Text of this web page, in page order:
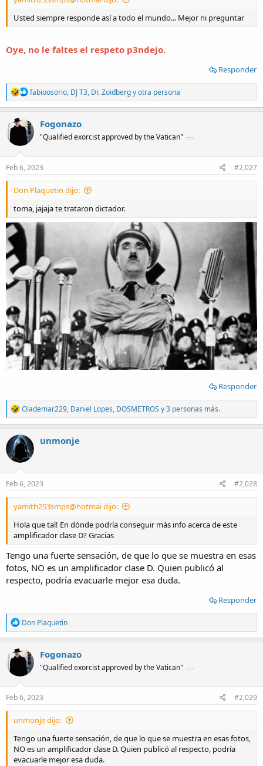
Usted siempre responde así a todo el mundo... Mejor ni preguntar
Oye, no le faltes el respeto p3ndejo.
Responder
R
e
a
c
t
i
n
s
fabioosorio, DJ T3, Dr. Zoidbergy otra persona
Fogonazo
"Qualified exorcist approved by the Vatican"
Feb 6, 2023 #2,027
Don Plaquetin dijo:
toma, jajaja te trataron dictador.
Responder
R
e
a
c
t
o
n
s
Olademar229, Daniel Lopes, DOSMETROS y 3 personas más.
unmonje
Feb 6, 2023 #2,028
yamith253smps@hotmai dijo:
Hola que tal! En dónde podría conseguir más info acerca de este
amplificador clase D? Gracias
Tengo una fuerte sensación, de que lo que se muestra en esas
fotos, NO es un amplificador clase D. Quien publicó al
respecto, podría evacuarle mejor esa duda.
Responder
R
e
a
c
t
o
n
s
Don Plaquetin
Fogonazo
"Qualified exorcist approved by the Vatican"
Feb 6, 2023 #2,029
unmonje dijo:
Tengo una fuerte sensación, de que lo que se muestra en esas fotos,
NO es un amplificador clase D. Quien publicó al respecto, podría
evacuarle mejor esa duda.